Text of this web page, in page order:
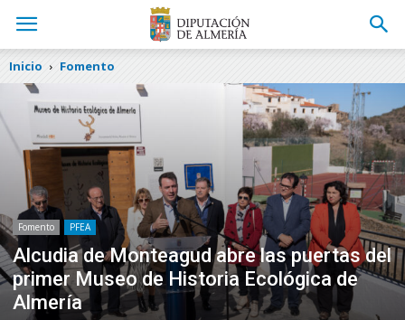
Inicio Fomento
Fomento PFEA
Alcudia de Monteagud abre las puertas del
primer Museo de Historia Ecológica de
Almería